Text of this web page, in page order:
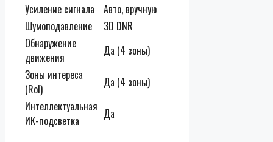
Усиление сигнала
Авто, вручную
Шумоподавление
3D DNR
Обнаружение
движения
Да (4 зоны)
Зоны интереса
(RoI)
Да (4 зоны)
Интеллектуальная
ИК-подсветка
Да